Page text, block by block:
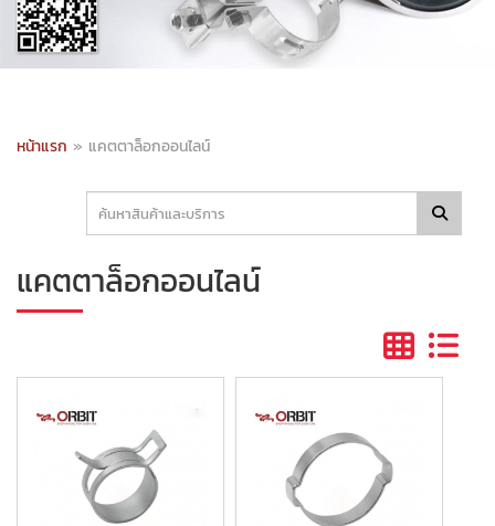
หน้าแรก » แคตตาล็อกออนไลน์
แคตตาล็อกออนไลน์